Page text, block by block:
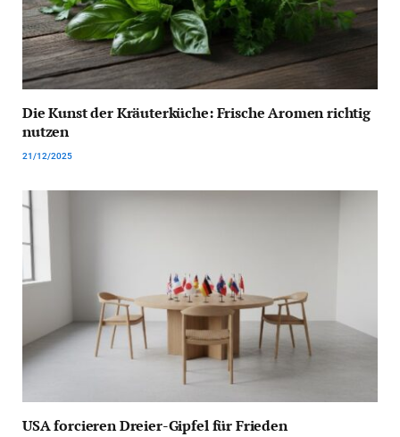
Die Kunst der Kräuterküche: Frische Aromen richtig
nutzen
21/12/2025
USA forcieren Dreier-Gipfel für Frieden